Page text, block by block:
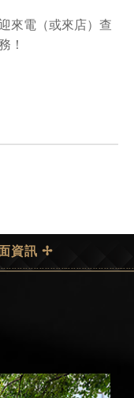
來電（或來店）查
！
資訊 ✢